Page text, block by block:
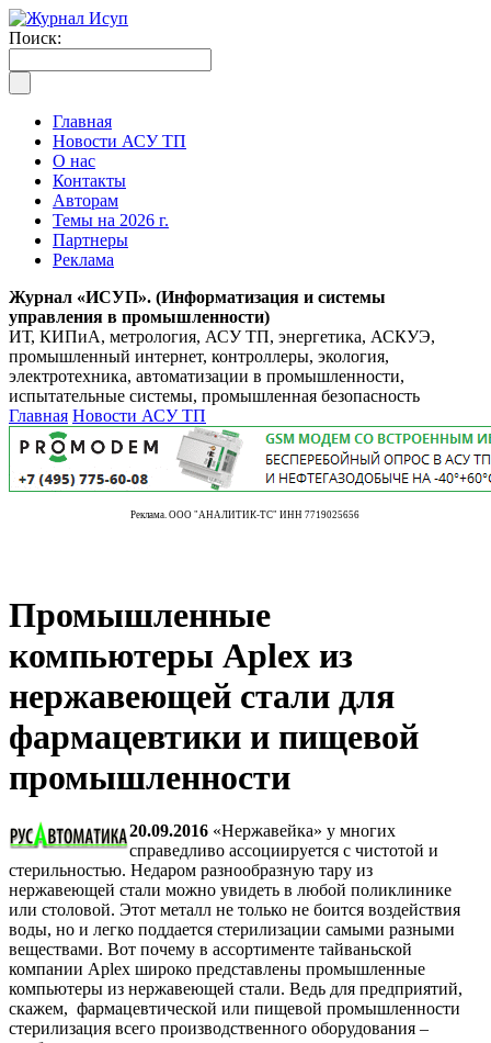
Поиск:
Главная
Новости АСУ ТП
О нас
Контакты
Авторам
Темы на 2026 г.
Партнеры
Реклама
Журнал «ИСУП». (Информатизация и системы
управления в промышленности)
ИТ, КИПиА, метрология, АСУ ТП, энергетика, АСКУЭ,
промышленный интернет, контроллеры, экология,
электротехника, автоматизации в промышленности,
испытательные системы, промышленная безопасность
Главная Новости АСУ ТП
Реклама. ООО "АНАЛИТИК-ТС" ИНН 7719025656
Промышленные
компьютеры Aplex из
нержавеющей стали для
фармацевтики и пищевой
промышленности
20.09.2016 «Нержавейка» у многих
справедливо ассоциируется с чистотой и
стерильностью. Недаром разнообразную тару из
нержавеющей стали можно увидеть в любой поликлинике
или столовой. Этот металл не только не боится воздействия
воды, но и легко поддается стерилизации самыми разными
веществами. Вот почему в ассортименте тайваньской
компании Aplex широко представлены промышленные
компьютеры из нержавеющей стали. Ведь для предприятий,
скажем, фармацевтической или пищевой промышленности
стерилизация всего производственного оборудования –